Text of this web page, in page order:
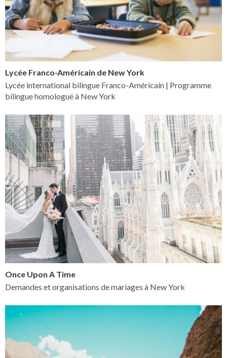
Lycée Franco-Américain de New York
Lycée international bilingue Franco-Américain | Programme
bilingue homologué à New York
Once Upon A Time
Demandes et organisations de mariages à New York